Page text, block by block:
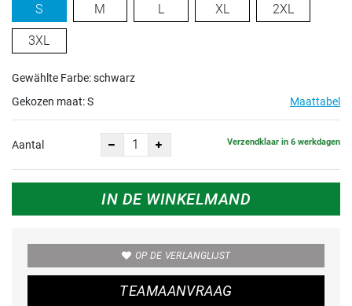
S M L XL 2XL
3XL
Gewählte Farbe: schwarz
Gekozen maat:S Maattabel
Aantal Verzendklaar in 6 werkdagen
IN DE WINKELMAND
OP DE VERLANGLIJST
TEAMAANVRAAG